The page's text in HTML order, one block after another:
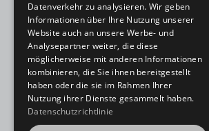
Datenverkehr zu analysieren. Wir geben
Informationen über Ihre Nutzung unserer
Website auch an unsere Werbe- und
Analysepartner weiter, die diese
möglicherweise mit anderen Informationen
kombinieren, die Sie ihnen bereitgestellt
haben oder die sie im Rahmen Ihrer
Nutzung ihrer Dienste gesammelt haben.
Datenschutzrichtlinie